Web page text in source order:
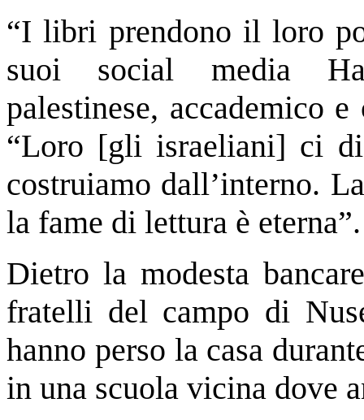
“I libri prendono il loro
suoi social media
palestinese, accademico
“Loro [gli israeliani] ci
costruiamo dall’interno.
la fame di lettura è eterna”.
Dietro la modesta
fratelli del campo di
hanno perso la casa
in una scuola vicina dove